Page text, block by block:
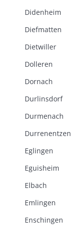
Didenheim
Diefmatten
Dietwiller
Dolleren
Dornach
Durlinsdorf
Durmenach
Durrenentzen
Eglingen
Eguisheim
Elbach
Emlingen
Enschingen